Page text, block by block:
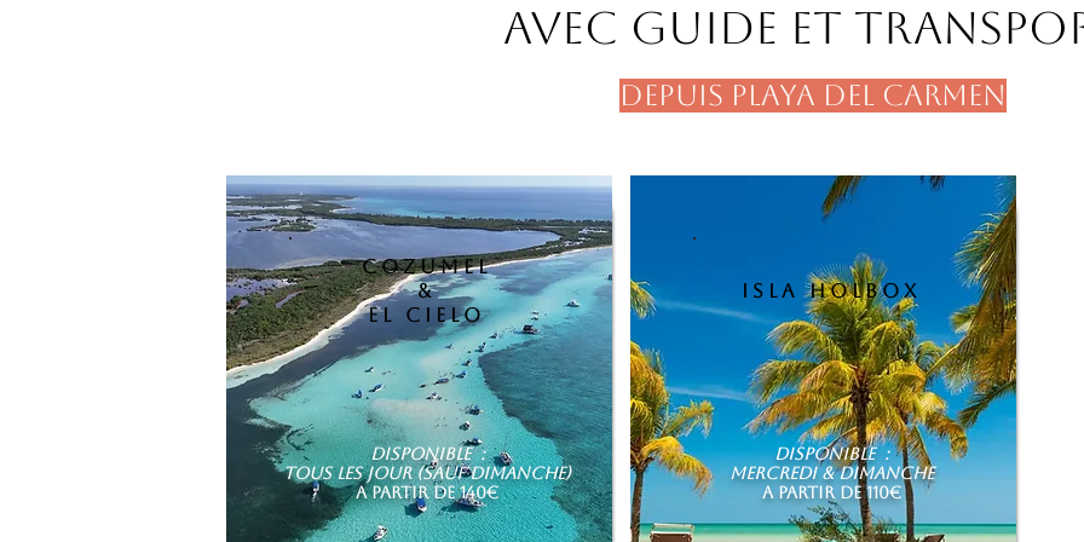
Avec guide et
DEPUIS PLAYA DEL CARMEN
COZUMEL
&
EL CIELO
Disponible :
tous les jour (sauf dimanche)
A PARTIR DE 140€
isla holbox
Disponible :
mercredi & dimanche
A PARTIR DE 110€